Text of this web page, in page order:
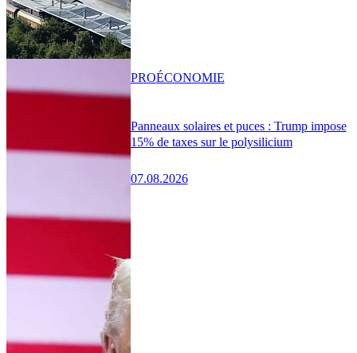
Panneaux solaires et puces : Trump impose
15% de taxes sur le polysilicium
07.08.2026
PROÉCONOMIE